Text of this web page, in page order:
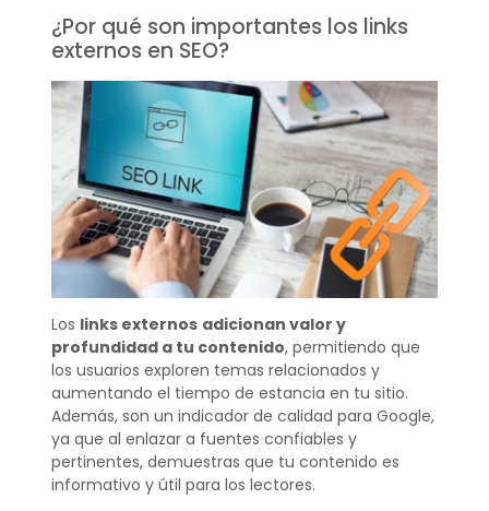
¿Por qué son importantes los links
externos en SEO?
Los links externos adicionan valor y
profundidad a tu contenido, permitiendo que
los usuarios exploren temas relacionados y
aumentando el tiempo de estancia en tu sitio.
Además, son un indicador de calidad para Google,
ya que al enlazar a fuentes confiables y
pertinentes, demuestras que tu contenido es
informativo y útil para los lectores.